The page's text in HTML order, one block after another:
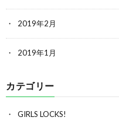
2019年2月
2019年1月
カテゴリー
GIRLS LOCKS!